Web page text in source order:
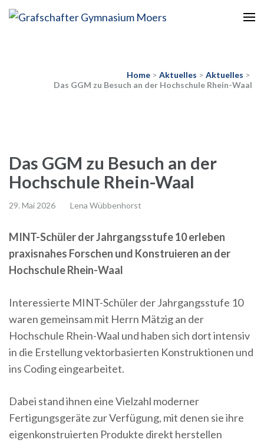
Home > Aktuelles > Aktuelles >
Das GGM zu Besuch an der Hochschule Rhein-Waal
Das GGM zu Besuch an der
Hochschule Rhein-Waal
29. Mai 2026 Lena Wübbenhorst
MINT-Schüler der Jahrgangsstufe 10 erleben
praxisnahes Forschen und Konstruieren an der
Hochschule Rhein-Waal
Interessierte MINT-Schüler der Jahrgangsstufe 10
waren gemeinsam mit Herrn Mätzig an der
Hochschule Rhein-Waal und haben sich dort intensiv
in die Erstellung vektorbasierten Konstruktionen und
ins Coding eingearbeitet.
Dabei stand ihnen eine Vielzahl moderner
Fertigungsgeräte zur Verfügung, mit denen sie ihre
eigenkonstruierten Produkte direkt herstellen